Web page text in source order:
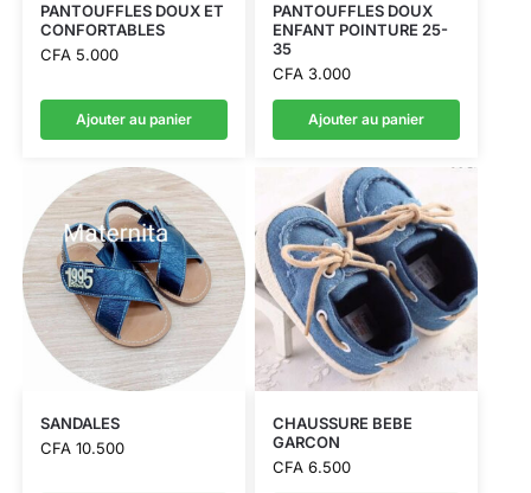
PANTOUFFLES DOUX ET
CONFORTABLES
CFA5.000
Ajouter au panier
PANTOUFFLES DOUX
ENFANT POINTURE 25-
35
CFA3.000
Ajouter au panier
SANDALES
CFA10.500
CHAUSSURE BEBE
GARCON
CFA6.500